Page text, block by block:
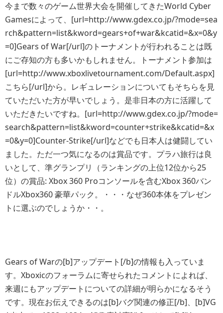
今まで数々のゲーム世界大会を開催してきたWorld Cyber
Gamesによって、[url=http://www.gdex.co.jp/?mode=sea
rch&pattern=list&kword=gears+of+war&kcatid=&x=0&y
=0]Gears of War[/url]のトーナメントが行われることは既
にご存知の方も多いかもしれません。トーナメント参加は
[url=http://www.xboxlivetournament.com/Default.aspx]
こちら[/url]から。レギュレーションについてもそちらを見
ていただいた方が早いでしょう。是非日本の方に活躍して
いただきたいですね。[url=http://www.gdex.co.jp/?mode=
search&pattern=list&kword=counter+strike&kcatid=&x
=0&y=0]Counter-Strike[/url]などでも日本人は健闘してい
ました。ただ一つ気になるのは賞品です。プラハ旅行は良
いとして、準グランプリ（ランキングの上位12位から25
位）の賞品: Xbox 360 Proコンソールを含むXbox 360バン
ドルXbox360 豪華パック。・・・なぜ360本体をプレゼン
トに選ぶのでしょうか・・。
Gears of Warの[b]アップデート[/b]の情報も入っていま
す。Xboxicのフォーラムに寄せられたコメントによれば、
来週にもアップデートについての詳細が明らかになるそう
です。現在お伝えできるのは[b]バグ関連の修正[/b]、[b]VG